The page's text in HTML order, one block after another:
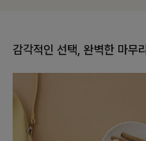
감각적인 선택, 완벽한 마무리